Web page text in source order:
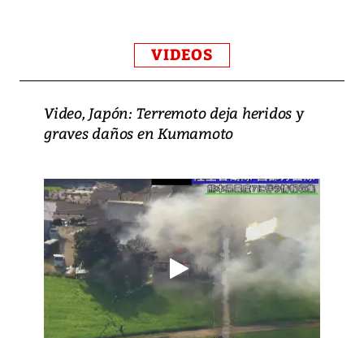
VIDEOS
Video, Japón: Terremoto deja heridos y
graves daños en Kumamoto